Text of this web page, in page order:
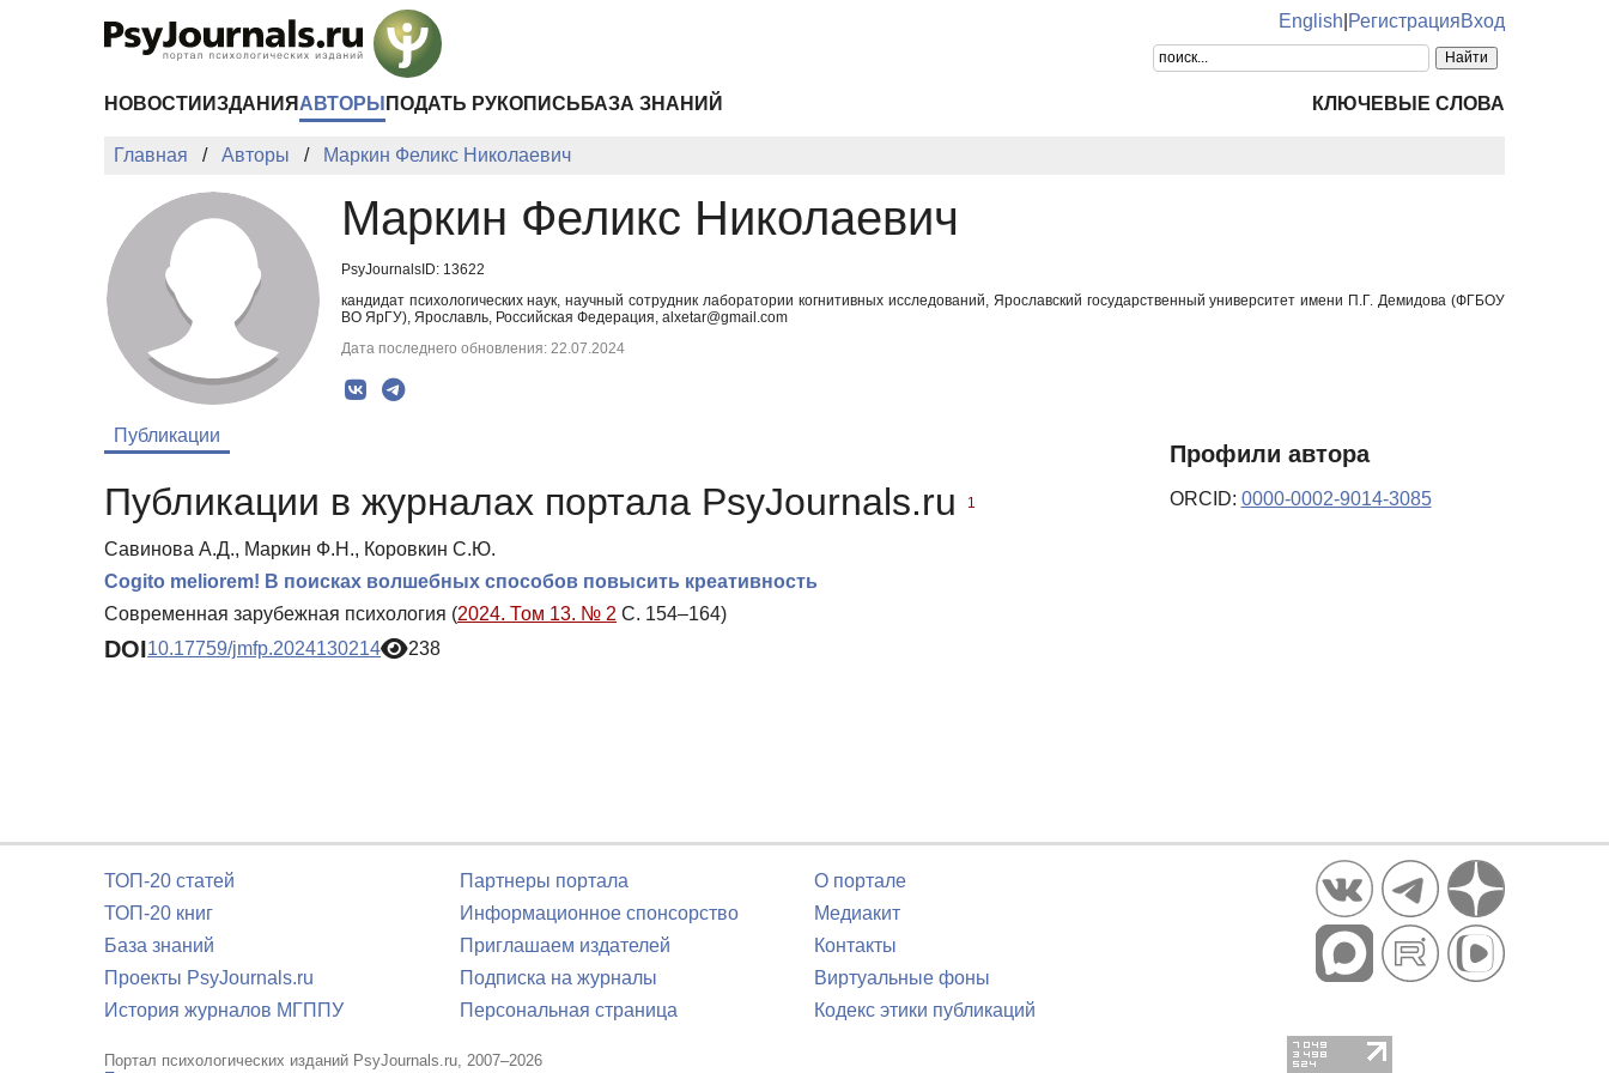
English РегистрацияВход
НОВОСТИ ИЗДАНИЯ АВТОРЫ ПОДАТЬ РУКОПИСЬ БАЗА ЗНАНИЙ КЛЮЧЕВЫЕ СЛОВА
Главная Авторы Маркин Феликс Николаевич
Маркин Феликс Николаевич
PsyJournalsID: 13622
кандидат психологических наук, научный сотрудник лаборатории когнитивных исследований, Ярославский государственный университет имени П.Г. Демидова (ФГБОУ
ВО ЯрГУ), Ярославль, Российская Федерация, alxetar@gmail.com
Дата последнего обновления: 22.07.2024
Публикации
Публикации в журналах портала PsyJournals.ru 1
Савинова А.Д., Маркин Ф.Н., Коровкин С.Ю.
Cogito meliorem! В поисках волшебных способов повысить креативность
Современная зарубежная психология (2024. Том 13. № 2 С. 154–164)
DOI10.17759/jmfp.2024130214 238
Профили автора
ORCID: 0000-0002-9014-3085
ТОП-20 статей
ТОП-20 книг
База знаний
Проекты PsyJournals.ru
История журналов МГППУ
Партнеры портала
Информационное спонсорство
Приглашаем издателей
Подписка на журналы
Персональная страница
О портале
Медиакит
Контакты
Виртуальные фоны
Кодекс этики публикаций
Портал психологических изданий PsyJournals.ru, 2007–2026